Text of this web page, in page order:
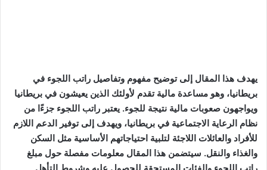
يهدف هذا المقال إلى توضيح مفهوم وتفاصيل راتب اللجوء في
بريطانيا، وهو مساعدة مالية تقدم لأولئك الذين يعيشون في بريطانيا
ويواجهون صعوبات مالية نتيجة للجوء. يعتبر راتب اللجوء جزءًا من
نظام الرعاية الاجتماعية في بريطانيا، ويهدف إلى توفير الدعم اللازم
للأفراد والعائلات اللاجئة لتلبية احتياجاتهم الأساسية مثل السكن
والغذاء والنقل. سيتضمن هذا المقال معلومات مفصلة حول مبلغ